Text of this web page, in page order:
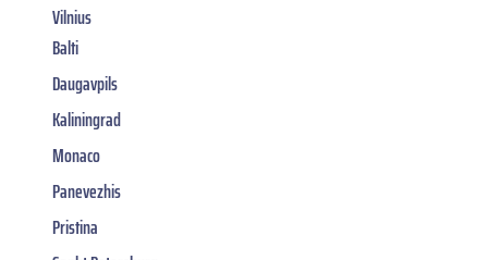
Vilnius
Balti
Daugavpils
Kaliningrad
Monaco
Panevezhis
Pristina